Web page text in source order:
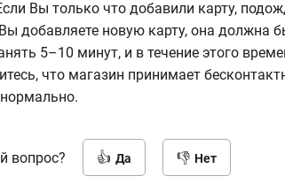
Вы только что добавили карту,
добавляете новую карту, она должна
5–10 минут, и в течение этого
что магазин принимает
вопрос? Да Нет